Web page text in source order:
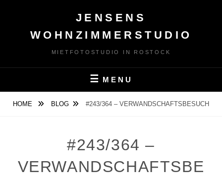
JENSENS
WOHNZIMMERSTUDIO
MIETFOTOSTUDIO IN ROSTOCK
MENU
HOME BLOG #243/364 – VERWANDSCHAFTSBESUCH
#243/364 –
VERWANDSCHAFTSBE